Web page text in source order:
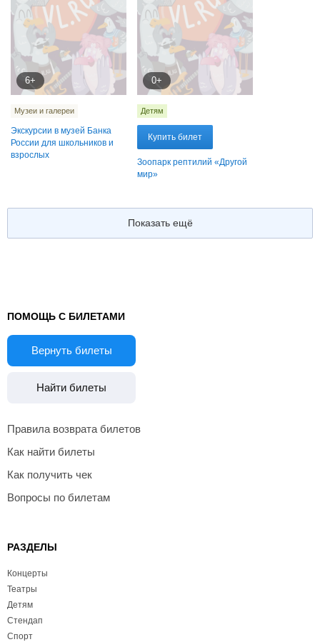
6+
Музеи и галереи
Экскурсии в музей Банка
России для школьников и
взрослых
0+
Детям
Купить билет
Зоопарк рептилий «Другой
мир»
Показать ещё
ПОМОЩЬ С БИЛЕТАМИ
Вернуть билеты
Найти билеты
Правила возврата билетов
Как найти билеты
Как получить чек
Вопросы по билетам
РАЗДЕЛЫ
Концерты
Театры
Детям
Стендап
Спорт